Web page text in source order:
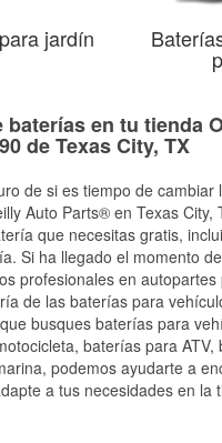
jardín
baterías en tu tienda
de Texas City, TX
de si es tiempo de cambiar
Auto Parts® en Texas City,
que necesitas gratis,
Si ha llegado el momento
profesionales en
de las baterías para
busques baterías para
baterías para
podemos ayudarte a
a tus necesidades en la